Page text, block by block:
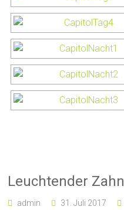
Leuchtender Zahn
admin 31. Juli 2017